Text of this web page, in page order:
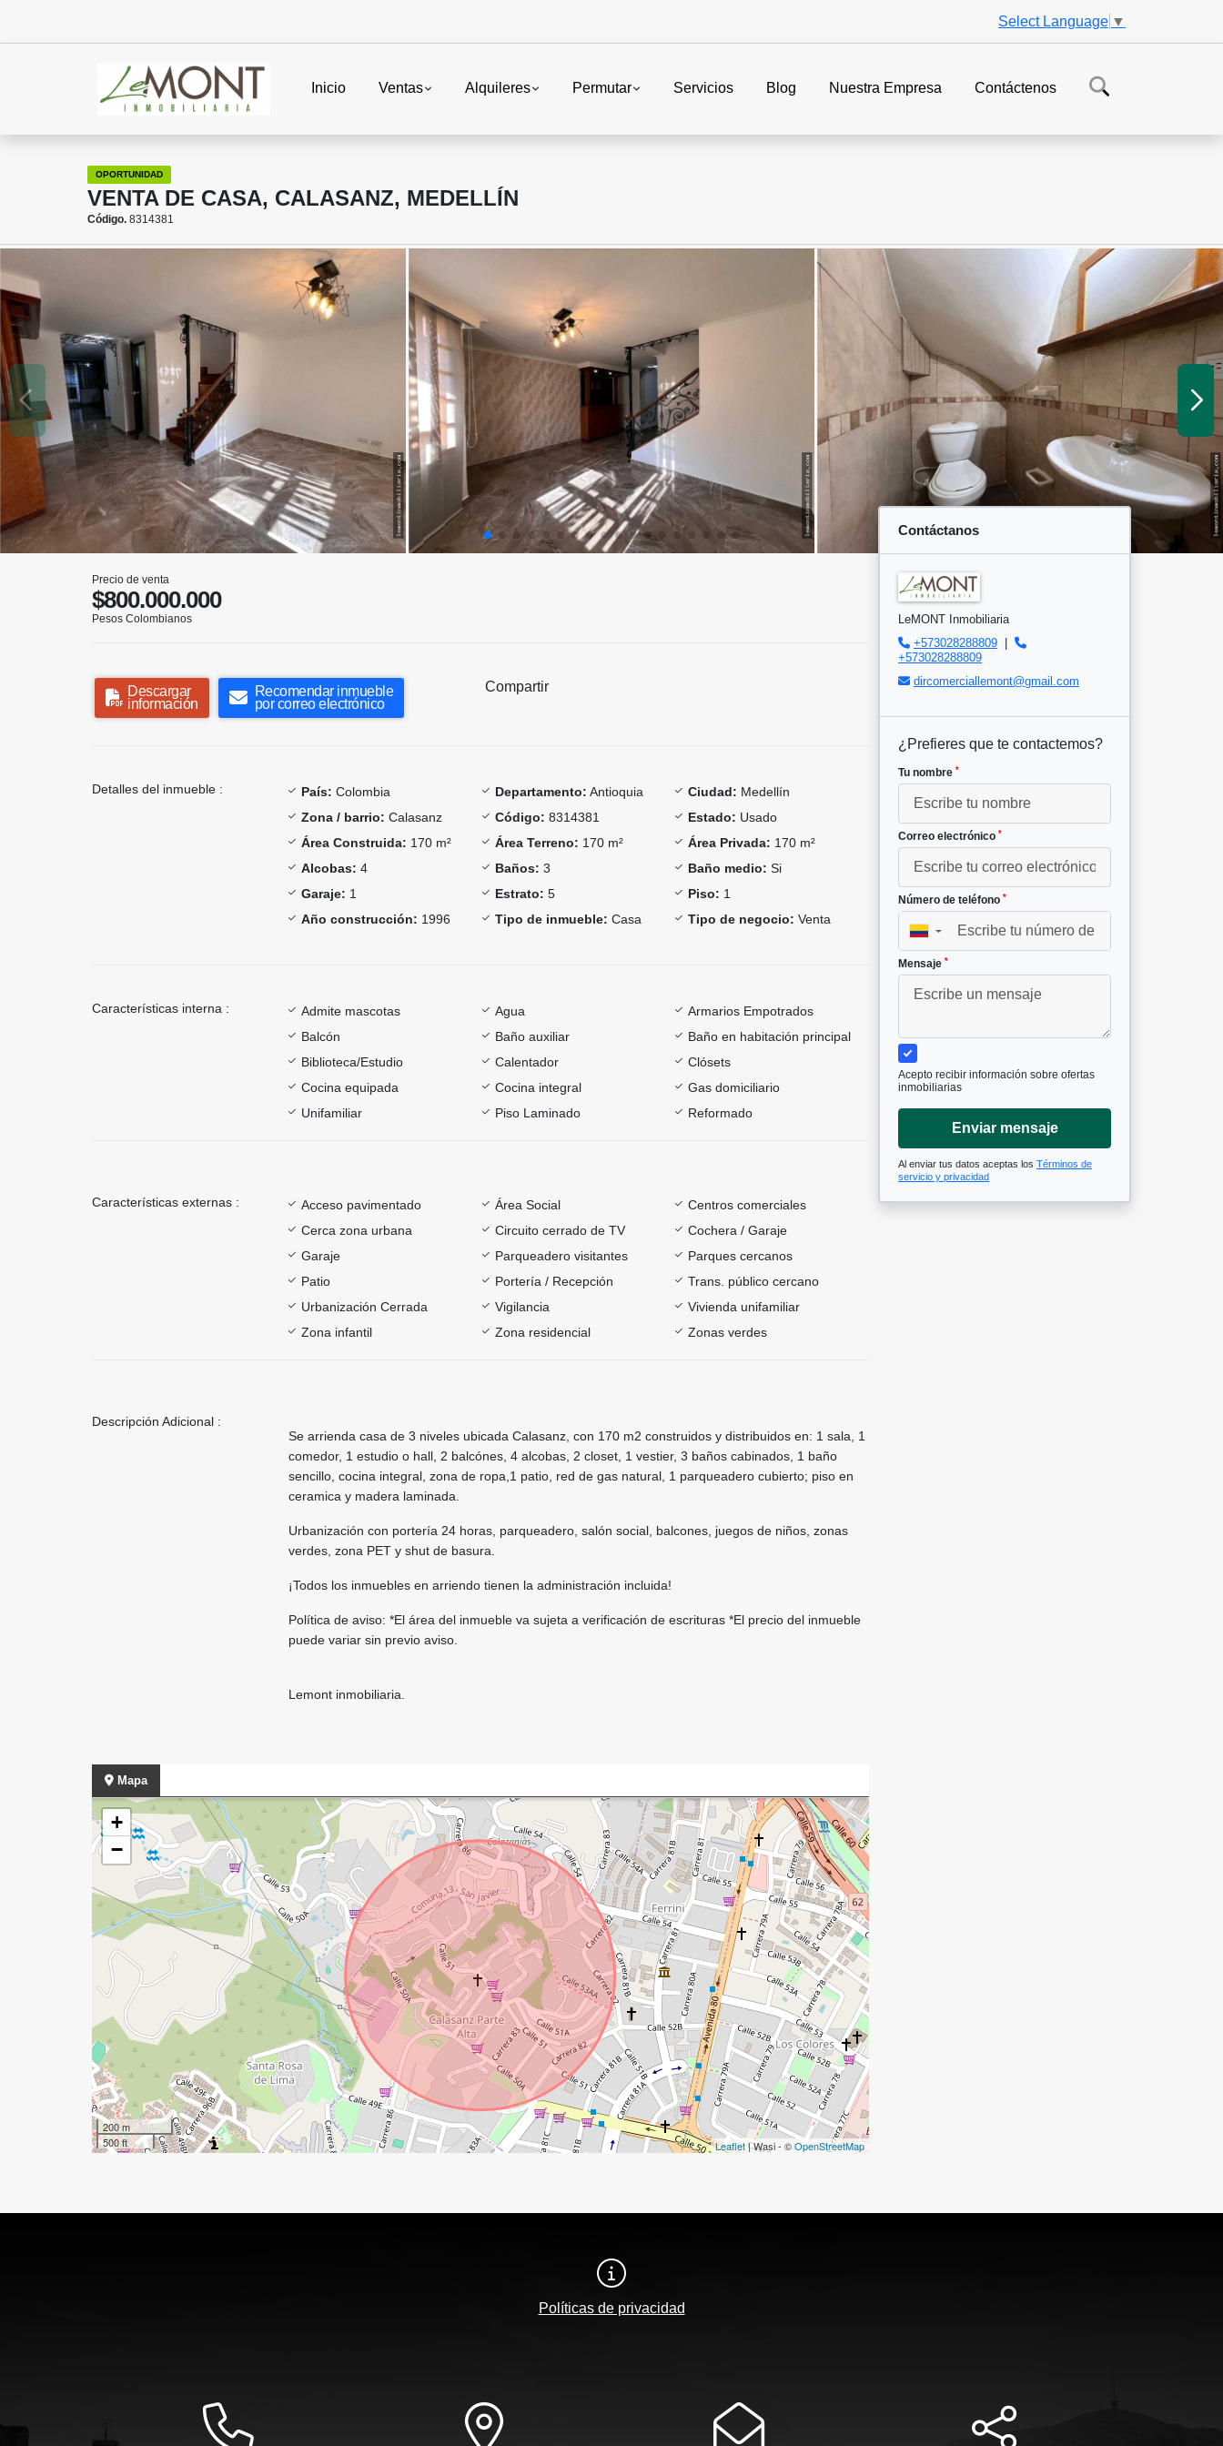
Select Language ▼
Inicio Ventas Alquileres Permutar Servicios Blog Nuestra Empresa Contáctenos
OPORTUNIDAD
VENTA DE CASA, CALASANZ, MEDELLÍN
Código. 8314381
Precio de venta
$800.000.000
Pesos Colombianos
Descargar
información
Recomendar inmueble
por correo electrónico
Compartir
Detalles del inmueble : País: Colombia Departamento: Antioquia Ciudad: Medellín
Zona / barrio: Calasanz Código: 8314381 Estado: Usado
Área Construida: 170 m² Área Terreno: 170 m² Área Privada: 170 m²
Alcobas: 4 Baños: 3 Baño medio: Si
Garaje: 1 Estrato: 5 Piso: 1
Año construcción: 1996 Tipo de inmueble: Casa Tipo de negocio: Venta
Características interna : Admite mascotas Agua
Armarios Empotrados
Balcón
Baño auxiliar
Baño en habitación principal
Biblioteca/Estudio
Calentador
Clósets
Cocina equipada
Cocina integral
Gas domiciliario
Unifamiliar
Piso Laminado Reformado
Características externas : Acceso pavimentado Área Social
Centros comerciales
Cerca zona urbana
Circuito cerrado de TV
Cochera / Garaje
Garaje
Parqueadero visitantes
Parques cercanos
Patio
Portería / Recepción
Trans. público cercano
Urbanización Cerrada
Vigilancia
Vivienda unifamiliar
Zona infantil
Zona residencial Zonas verdes
Descripción Adicional :
Se arrienda casa de 3 niveles ubicada Calasanz, con 170 m2 construidos y distribuidos en: 1 sala, 1
comedor, 1 estudio o hall, 2 balcónes, 4 alcobas, 2 closet, 1 vestier, 3 baños cabinados, 1 baño
sencillo, cocina integral, zona de ropa,1 patio, red de gas natural, 1 parqueadero cubierto; piso en
ceramica y madera laminada.
Urbanización con portería 24 horas, parqueadero, salón social, balcones, juegos de niños, zonas
verdes, zona PET y shut de basura.
¡Todos los inmuebles en arriendo tienen la administración incluida!
Política de aviso: *El área del inmueble va sujeta a verificación de escrituras *El precio del inmueble
puede variar sin previo aviso.
Lemont inmobiliaria.
Mapa
+
−
200 m
500 ft
Leaflet| Wasi - ©OpenStreetMap
Contáctanos
LeMONT Inmobiliaria
+573028288809
+573028288809
dircomerciallemont@gmail.com
¿Prefieres que te contactemos?
Tu nombre *
Correo electrónico *
Número de teléfono *
▼
Mensaje *
Acepto recibir información sobre ofertas
inmobiliarias
Enviar mensaje
Al enviar tus datos aceptas los Términos de
servicio y privacidad
Políticas de privacidad